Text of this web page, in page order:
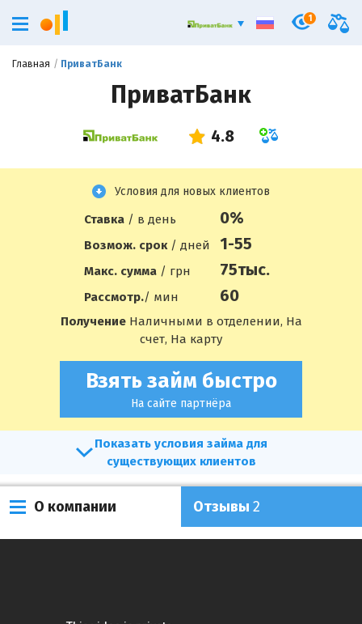
Главная ПриватБанк
ПриватБанк
Условия для новых клиентов
Ставка / в день 0%
Возмож. срок / дней 1-55
Макс. сумма / грн 75тыс.
Рассмотр./ мин 60
Получение Наличными в отделении, На
счет, На карту
Взять займ быстро
На сайте партнёра
условия займа для
существующих клиентов
О компании Отзывы 2
1